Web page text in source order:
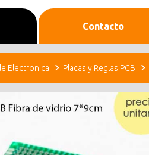
Contacto
Electronica Placas y Reglas PCB